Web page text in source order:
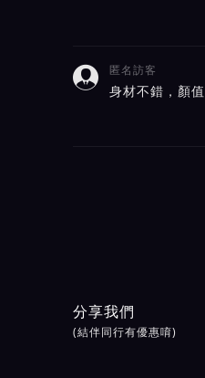
 匿名訪客
身材不錯，顏
分享我們
(結伴同行有優惠唷)